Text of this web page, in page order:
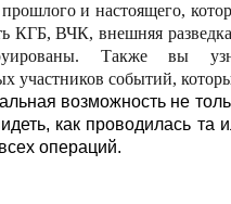
прошлого и настоящего,
КГБ, ВЧК, внешняя
Также вы
участников событий,
возможность не
как проводилась
операций.